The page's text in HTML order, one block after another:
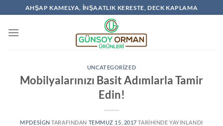
AHŞAP KAMELYA, İNŞAATLIK KERESTE, DECK KAPLAMA
UNCATEGORIZED
Mobilyalarınızı Basit Adımlarla Tamir
Edin!
MPDESIGN TARAFINDAN TEMMUZ 15, 2017 TARIHINDE YAYINLANDI